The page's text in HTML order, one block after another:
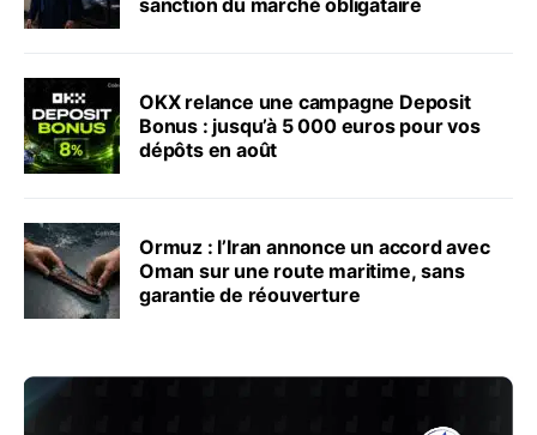
OKX relance une campagne Deposit
Bonus : jusqu’à 5 000 euros pour vos
dépôts en août
Ormuz : l’Iran annonce un accord avec
Oman sur une route maritime, sans
garantie de réouverture